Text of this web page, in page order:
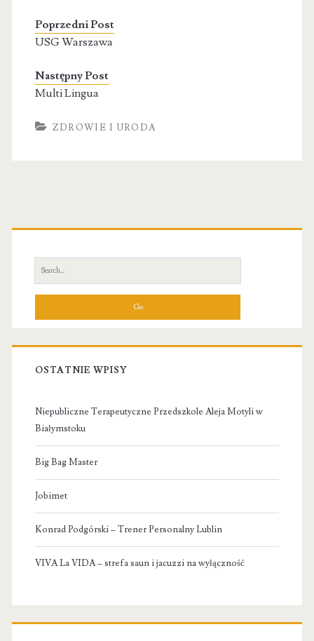
Poprzedni Post
USG Warszawa
Następny Post
Multi Lingua
ZDROWIE I URODA
Primary
Sidebar
Search
for:
OSTATNIE WPISY
Niepubliczne Terapeutyczne Przedszkole Aleja Motyli w
Białymstoku
Big Bag Master
Jobimet
Konrad Podgórski – Trener Personalny Lublin
VIVA La VIDA – strefa saun i jacuzzi na wyłączność